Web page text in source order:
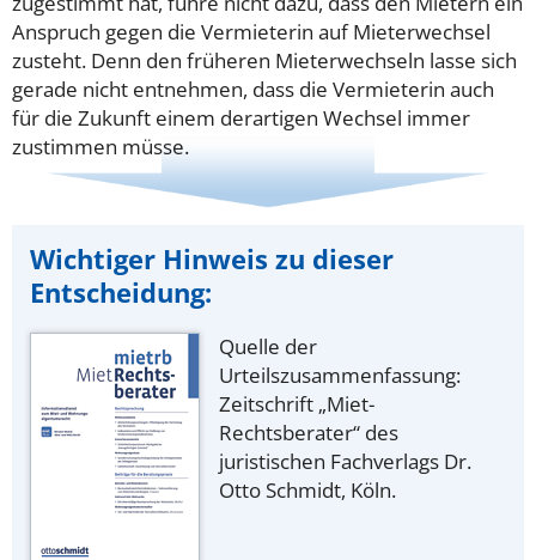
Anspruch gegen die Vermieterin auf Mieterwechsel
zusteht. Denn den früheren Mieterwechseln lasse sich
gerade nicht entnehmen, dass die Vermieterin auch
für die Zukunft einem derartigen Wechsel immer
zustimmen müsse.
Wichtiger Hinweis zu dieser
Entscheidung:
Quelle der
Urteilszusammenfassung:
Zeitschrift „Miet-
Rechtsberater“ des
juristischen Fachverlags Dr.
Otto Schmidt, Köln.